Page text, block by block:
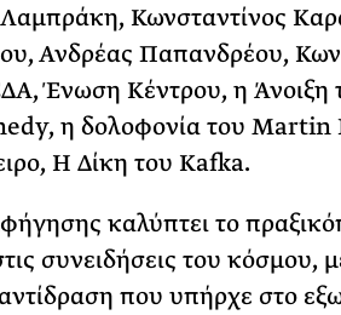
Κωνσταντίνος
Ανδρέας Παπανδρέου,
Ένωση Κέντρου, η Άνοιξη
η δολοφονία του
Η Δίκη του Kafka.
καλύπτει το
συνειδήσεις του κόσμου,
που υπήρχε στο